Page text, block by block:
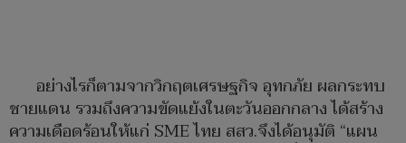
อย่างไรก็ตามจากวิกฤตเศรษฐกิจ อุทกภัย ผลกระทบ
ชายแดน รวมถึงความขัดแย้งในตะวันออกกลาง ได้สร้าง
ความเดือดร้อนให้แก่ SME ไทย สสว.จึงได้อนุมัติ “แผน